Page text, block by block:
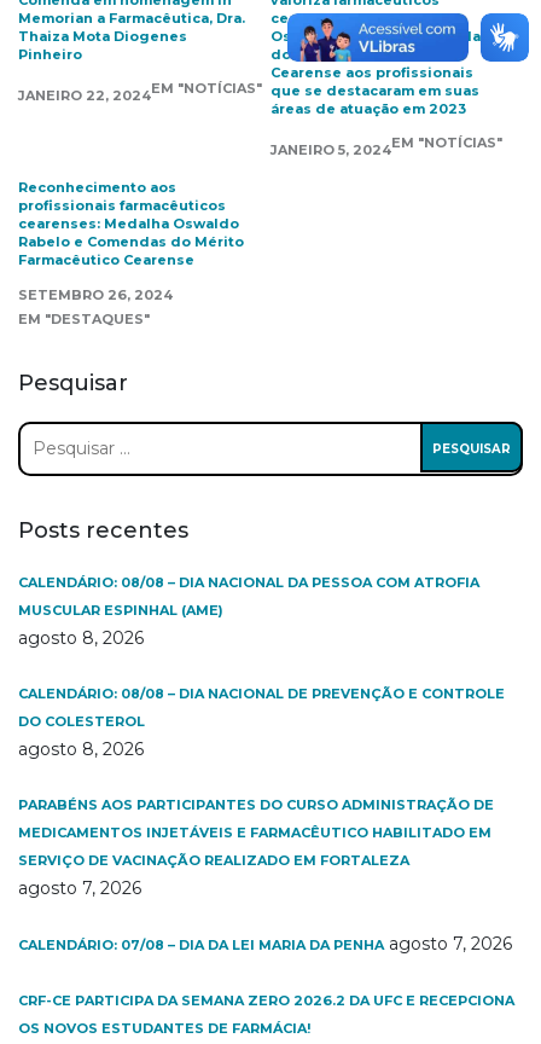
Memorian a Farmacêutica, Dra.
Thaiza Mota Diogenes
Pinheiro
JANEIRO 22, 2024EM "NOTÍCIAS"
cearenses com Medalha
Oswaldo Rabelo e Comendas
do Mérito Farmacêutico
Cearense aos profissionais
que se destacaram em suas
áreas de atuação em 2023
JANEIRO 5, 2024EM "NOTÍCIAS"
Reconhecimento aos
profissionais farmacêuticos
cearenses: Medalha Oswaldo
Rabelo e Comendas do Mérito
Farmacêutico Cearense
SETEMBRO 26, 2024
EM "DESTAQUES"
Pesquisar
Pesquisar
por:
Posts recentes
CALENDÁRIO: 08/08 – DIA NACIONAL DA PESSOA COM ATROFIA
MUSCULAR ESPINHAL (AME)
agosto 8, 2026
CALENDÁRIO: 08/08 – DIA NACIONAL DE PREVENÇÃO E CONTROLE
DO COLESTEROL
agosto 8, 2026
PARABÉNS AOS PARTICIPANTES DO CURSO ADMINISTRAÇÃO DE
MEDICAMENTOS INJETÁVEIS E FARMACÊUTICO HABILITADO EM
SERVIÇO DE VACINAÇÃO REALIZADO EM FORTALEZA
agosto 7, 2026
CALENDÁRIO: 07/08 – DIA DA LEI MARIA DA PENHA agosto 7, 2026
CRF-CE PARTICIPA DA SEMANA ZERO 2026.2 DA UFC E RECEPCIONA
OS NOVOS ESTUDANTES DE FARMÁCIA!